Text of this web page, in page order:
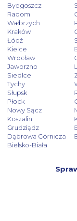
Bydgoszcz
Radom
Wałbrzych
Kraków
Łódź
Kielce
Wrocław
Jaworzno
Siedlce
Tychy
Słupsk
Płock
Nowy Sącz
Koszalin
Grudziądz
Dąbrowa Górnicza
Bielsko-Biała